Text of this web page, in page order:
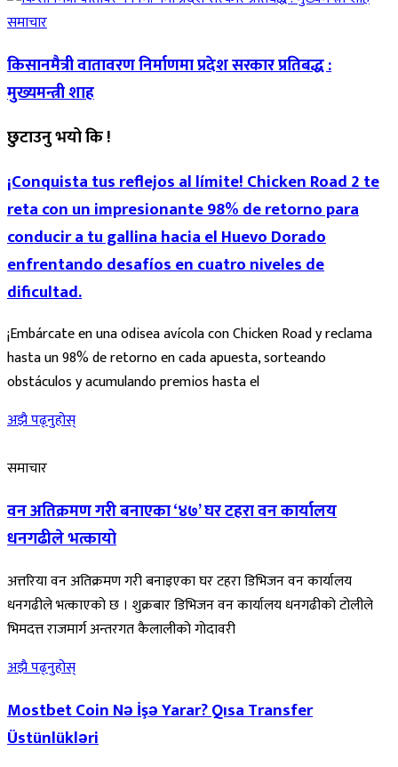
समाचार
किसानमैत्री वातावरण निर्माणमा प्रदेश सरकार प्रतिबद्ध :
मुख्यमन्त्री शाह
छुटाउनु भयो कि !
¡Conquista tus reflejos al límite! Chicken Road 2 te
reta con un impresionante 98% de retorno para
conducir a tu gallina hacia el Huevo Dorado
enfrentando desafíos en cuatro niveles de
dificultad.
¡Embárcate en una odisea avícola con Chicken Road y reclama
hasta un 98% de retorno en cada apuesta, sorteando
obstáculos y acumulando premios hasta el
अझै पढ्नुहोस्
समाचार
वन अतिक्रमण गरी बनाएका ‘४७’ घर टहरा वन कार्यालय
धनगढीले भत्कायो
अत्तरिया वन अतिक्रमण गरी बनाइएका घर टहरा डिभिजन वन कार्यालय
धनगढीले भत्काएको छ । शुक्रबार डिभिजन वन कार्यालय धनगढीको टोलीले
भिमदत्त राजमार्ग अन्तरगत कैलालीको गोदावरी
अझै पढ्नुहोस्
Mostbet Coin Nə İşə Yarar? Qısa Transfer
Üstünlükləri